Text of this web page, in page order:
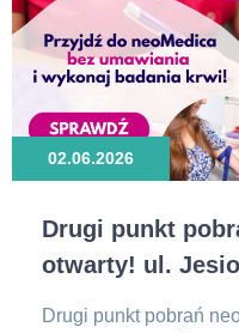
02.06.2026
Drugi punkt
otwarty! ul.
Drugi punkt pobrań